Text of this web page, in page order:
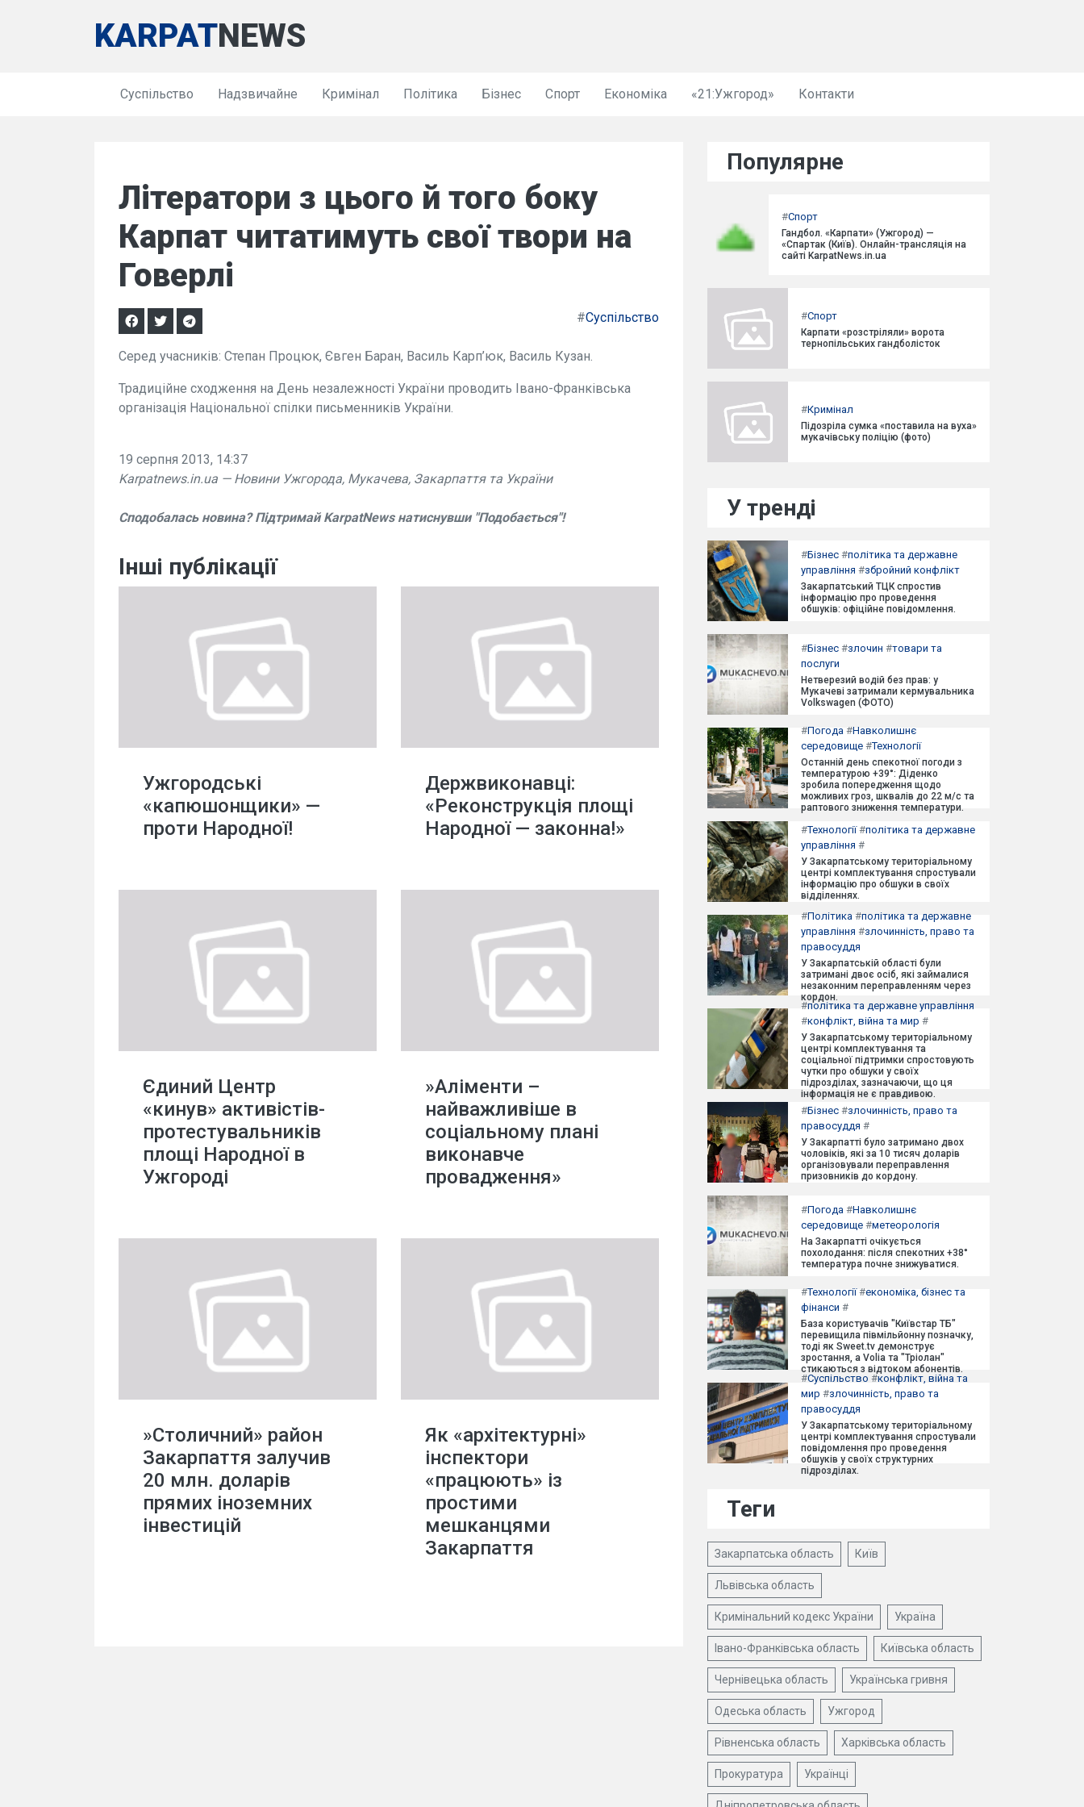
KARPATNEWS
Суспільство Надзвичайне Кримінал Політика Бізнес Спорт Економіка «21:Ужгород» Контакти
Літератори з цього й того боку
Карпат читатимуть свої твори на
Говерлі
#Суспільство
Серед учасників: Степан Процюк, Євген Баран, Василь Карп’юк, Василь Кузан.
Традиційне сходження на День незалежності України проводить Івано-Франківська
організація Національної спілки письменників України.
19 серпня 2013, 14:37
Karpatnews.in.ua — Новини Ужгорода, Мукачева, Закарпаття та України
Сподобалась новина? Підтримай KarpatNews натиснувши "Подобається"!
Інші публікації
Ужгородські
«капюшонщики» —
проти Народної!
Держвиконавці:
«Реконструкція площі
Народної — законна!»
Єдиний Центр
«кинув» активістів-
протестувальників
площі Народної в
Ужгороді
»Аліменти –
найважливіше в
соціальному плані
виконавче
провадження»
»Столичний» район
Закарпаття залучив
20 млн. доларів
прямих іноземних
інвестицій
Як «архітектурні»
інспектори
«працюють» із
простими
мешканцями
Закарпаття
Популярне
#Спорт
Гандбол. «Карпати» (Ужгород) —
«Спартак (Київ). Онлайн-трансляція на
сайті KarpatNews.in.ua
#Спорт
Карпати «розстріляли» ворота
тернопільських гандболісток
#Кримінал
Підозріла сумка «поставила на вуха»
мукачівську поліцію (фото)
У тренді
#Бізнес #політика та державне
управління #збройний конфлікт
Закарпатський ТЦК спростив
інформацію про проведення
обшуків: офіційне повідомлення.
#Бізнес #злочин #товари та
послуги
Нетверезий водій без прав: у
Мукачеві затримали кермувальника
Volkswagen (ФОТО)
#Погода #Навколишнє
середовище #Технології
Останній день спекотної погоди з
температурою +39°: Діденко
зробила попередження щодо
можливих гроз, шквалів до 22 м/с та
раптового зниження температури.
#Технології#політика та державне
управління #
У Закарпатському територіальному
центрі комплектування спростували
інформацію про обшуки в своїх
відділеннях.
#Політика #політика та державне
управління #злочинність, право та
правосуддя
У Закарпатській області були
затримані двоє осіб, які займалися
незаконним переправленням через
кордон.
#політика та державне управління
#конфлікт, війна та мир #
У Закарпатському територіальному
центрі комплектування та
соціальної підтримки спростовують
чутки про обшуки у своїх
підрозділах, зазначаючи, що ця
інформація не є правдивою.
#Бізнес #злочинність, право та
правосуддя #
У Закарпатті було затримано двох
чоловіків, які за 10 тисяч доларів
організовували переправлення
призовників до кордону.
#Погода #Навколишнє
середовище #метеорологія
На Закарпатті очікується
похолодання: після спекотних +38°
температура почне знижуватися.
#Технології#економіка, бізнес та
фінанси #
База користувачів "Київстар ТБ"
перевищила півмільйонну позначку,
тоді як Sweet.tv демонструє
зростання, а Volia та "Тріолан"
стикаються з відтоком абонентів.
#Суспільство #конфлікт, війна та
мир #злочинність, право та
правосуддя
У Закарпатському територіальному
центрі комплектування спростували
повідомлення про проведення
обшуків у своїх структурних
підрозділах.
Теги
Закарпатська область Київ
Львівська область
Кримінальний кодекс України Україна
Івано-Франківська область Київська область
Чернівецька область Українська гривня
Одеська область Ужгород
Рівненська область Харківська область
Прокуратура Українці